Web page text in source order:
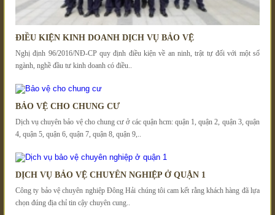
ĐIỀU KIỆN KINH DOANH DỊCH VỤ BẢO VỆ
Nghị định 96/2016/NĐ-CP quy định điều kiện về an ninh, trật tự đối với một số
ngành, nghề đầu tư kinh doanh có điều..
BẢO VỆ CHO CHUNG CƯ
Dịch vụ chuyên bảo vệ cho chung cư ở các quận hcm: quận 1, quận 2, quận 3, quận
4, quận 5, quận 6, quận 7, quận 8, quận 9,..
DỊCH VỤ BẢO VỆ CHUYÊN NGHIỆP Ở QUẬN 1
Công ty bảo vệ chuyên nghiệp Đông Hải chúng tôi cam kết rằng khách hàng đã lựa
chọn đúng địa chỉ tin cậy chuyên cung..